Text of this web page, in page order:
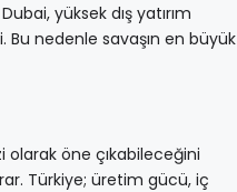
yüksek dış yatırım
Bu nedenle savaşın en büyük
olarak öne çıkabileceğini
Türkiye; üretim gücü, iç